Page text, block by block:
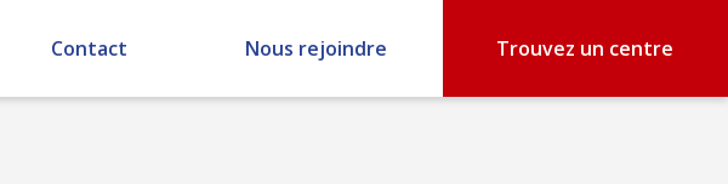
Contact Nous rejoindre Trouvez un centre